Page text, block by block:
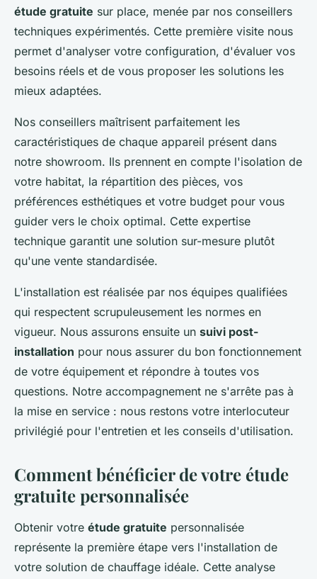
étude gratuite sur place, menée par nos conseillers
techniques expérimentés. Cette première visite nous
permet d'analyser votre configuration, d'évaluer vos
besoins réels et de vous proposer les solutions les
mieux adaptées.
Nos conseillers maîtrisent parfaitement les
caractéristiques de chaque appareil présent dans
notre showroom. Ils prennent en compte l'isolation de
votre habitat, la répartition des pièces, vos
préférences esthétiques et votre budget pour vous
guider vers le choix optimal. Cette expertise
technique garantit une solution sur-mesure plutôt
qu'une vente standardisée.
L'installation est réalisée par nos équipes qualifiées
qui respectent scrupuleusement les normes en
vigueur. Nous assurons ensuite un suivi post-
installation pour nous assurer du bon fonctionnement
de votre équipement et répondre à toutes vos
questions. Notre accompagnement ne s'arrête pas à
la mise en service : nous restons votre interlocuteur
privilégié pour l'entretien et les conseils d'utilisation.
Comment bénéficier de votre étude
gratuite personnalisée
Obtenir votre étude gratuite personnalisée
représente la première étape vers l'installation de
votre solution de chauffage idéale. Cette analyse